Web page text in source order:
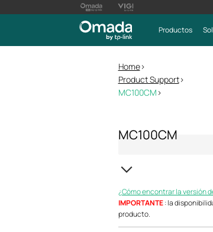
Productos
Home>
Product Support>
MC100CM >
MC100CM
¿Cómo encontrar la versión
IMPORTANTE: la
producto.